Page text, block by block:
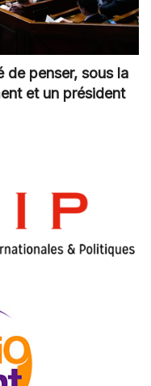
de penser, sous la
et un président